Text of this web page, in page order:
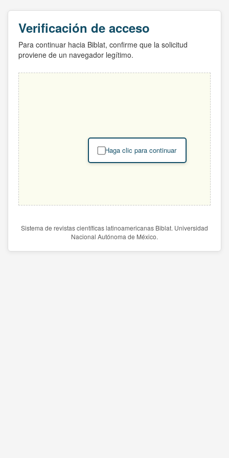
Verificación de acceso
Para continuar hacia Biblat, confirme que la solicitud
proviene de un navegador legítimo.
Haga clic para continuar
Sistema de revistas científicas latinoamericanas Biblat. Universidad
Nacional Autónoma de México.